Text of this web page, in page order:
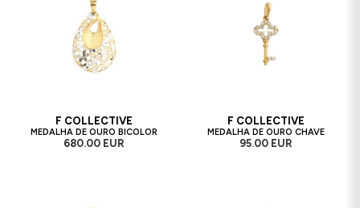
F COLLECTIVE
MEDALHA DE OURO BICOLOR
680.00 EUR
F COLLECTIVE
MEDALHA DE OURO CHAVE
95.00 EUR